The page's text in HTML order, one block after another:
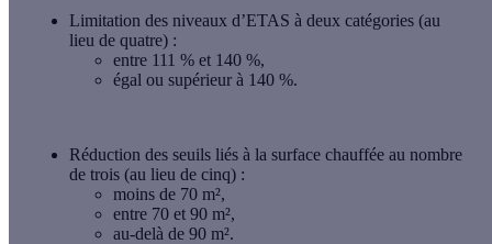
Limitation des niveaux d’ETAS à deux catégories (au
lieu de quatre) :
entre 111 % et 140 %,
égal ou supérieur à 140 %.
Réduction des seuils liés à la surface chauffée au nombre
de trois (au lieu de cinq) :
moins de 70 m²,
entre 70 et 90 m²,
au-delà de 90 m².